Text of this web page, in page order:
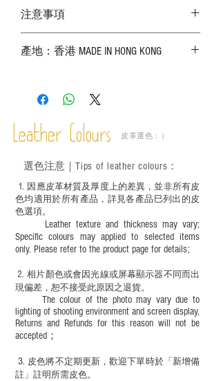
注意事項
實物為準；
－ 植鞣皮革容易受環境、使用程度等產生
成後定期在皮面塗上皮革專用清潔劑及貂
鼠油等；
適合六歲以下兒童使用；六至十二歲兒童
必須由成年人陪同下使用並應小心處理。
產地：香港 MADE IN HONG KONG
Leather Colours 皮革選色：）
1. ​ 因應皮革材質及厚度上的差異，並非所有皮
色均適用於所有產品，詳見各產品巳列出的皮
色選項。
Leather texture and thickness may vary;
Specific colours may applied to selected items
only. Please refer to the product page for details;
​2.相片顏色或會因光線或屏幕顯示器不同而出
現偏差，恕不接受此原因之退貨。
The colour of the photo may vary due to
lighting of shooting environment and screen display,
Returns and Refunds for this reason will not be
accepted；
3. 皮色將不定期更新，歡迎下單時於「新增備
註」註明 所需皮色。
選色注意｜ Tips of leather colours ：